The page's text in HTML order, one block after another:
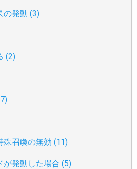
の発動 (3)
(2)
殊召喚の無効 (11)
が発動した場合 (5)